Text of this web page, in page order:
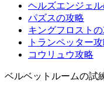
ヘルズエンジェ
パズスの攻略
キングフロスト
トランペッター
コウリュウ攻略
ベルベットルームの試